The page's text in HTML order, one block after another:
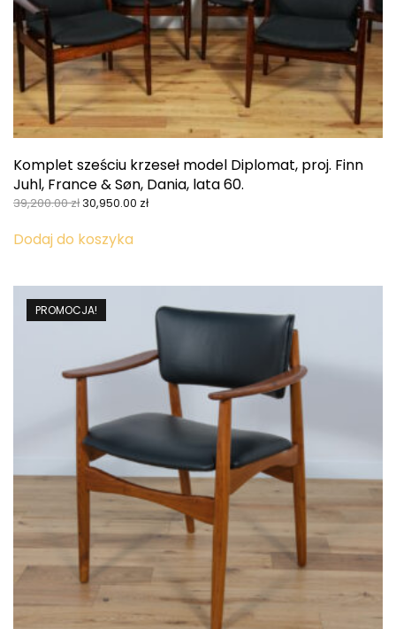
Komplet sześciu krzeseł model Diplomat, proj. Finn
Juhl, France & Søn, Dania, lata 60.
39,200.00złPierwotna
wynosiła:
39,200.00 zł.
30,950.00 złAktualna
Dodaj do koszyka
PROMOCJA!